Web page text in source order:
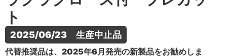
ト
2025/06/23　生産中止品
代替推奨品は、2025年6月発売の新製品をお勧めしま